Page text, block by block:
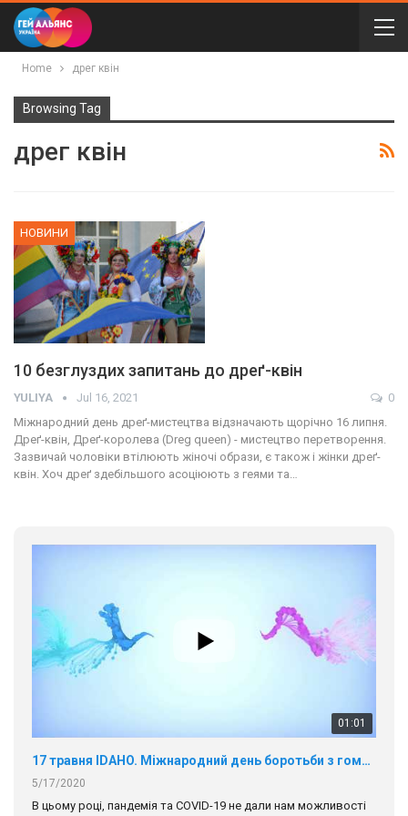
Home дрег квін
Browsing Tag
дрег квін
НОВИНИ
10 безглуздих запитань до дреґ-квін
YULIYA Jul 16, 2021
0
Міжнародний день дреґ-мистецтва відзначають щорічно 16 липня.
Дреґ-квін, Дреґ-королева (Dreg queen) - мистецтво перетворення.
Зазвичай чоловіки втілюють жіночі образи, є також і жінки дреґ-
квін. Хоч дреґ здебільшого асоціюють з геями та…
01:01
17 травня IDAHO. Міжнародний день боротьби з гомофобією трансфобією і біфобія.
5/17/2020
В цьому році, пандемія та COVІD-19 не дали нам можливості